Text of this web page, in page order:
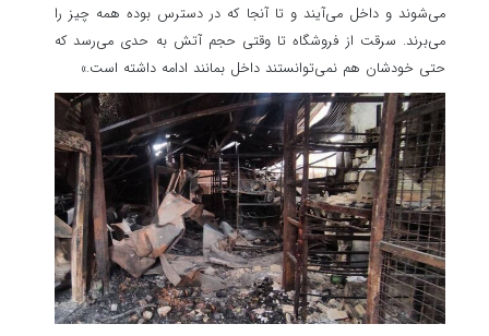
می‌شوند و داخل می‌آیند و تا آنجا که در دسترس بوده همه چیز را
می‌برند. سرقت از فروشگاه تا وقتی حجم آتش به حدی می‌رسد که
حتی خودشان هم نمی‌توانستند داخل بمانند ادامه داشته است.»